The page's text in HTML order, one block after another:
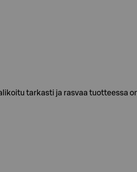
tarkasti ja rasvaa tuotteessa